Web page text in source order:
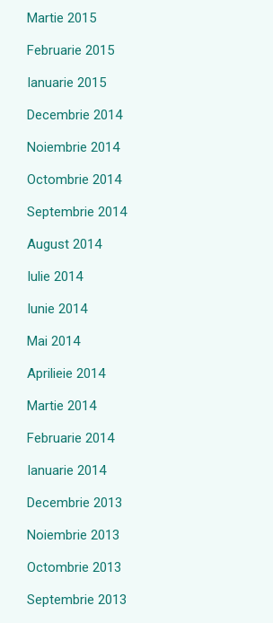
Martie 2015
Februarie 2015
Ianuarie 2015
Decembrie 2014
Noiembrie 2014
Octombrie 2014
Septembrie 2014
August 2014
Iulie 2014
Iunie 2014
Mai 2014
Aprilieie 2014
Martie 2014
Februarie 2014
Ianuarie 2014
Decembrie 2013
Noiembrie 2013
Octombrie 2013
Septembrie 2013